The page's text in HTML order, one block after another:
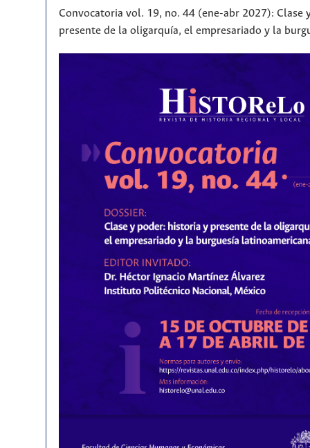
Convocatoria vol. 19, no. 44 (ene-abr 2027): Clase
presente de la oligarquía, el empresariado y la